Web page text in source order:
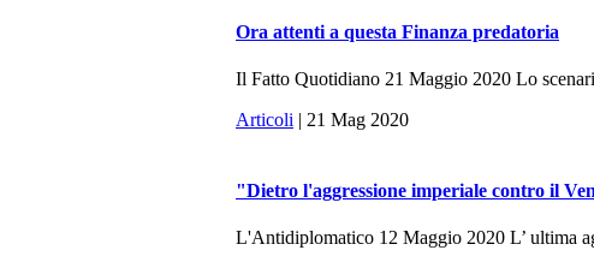
Ora attenti a questa Finanza predatoria
Il Fatto Quotidiano 21 Maggio 2020 Lo
Articoli | 21 Mag 2020
"Dietro l'aggressione imperiale contro il
L'Antidiplomatico 12 Maggio 2020 L’ ultima